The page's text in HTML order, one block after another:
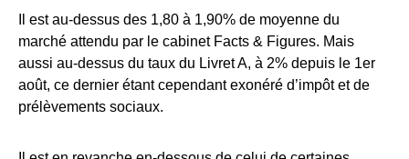
Il est au-dessus des 1,80 à 1,90% de moyenne du
marché attendu par le cabinet Facts & Figures. Mais
aussi au-dessus du taux du Livret A, à 2% depuis le 1er
août, ce dernier étant cependant exonéré d’impôt et de
prélèvements sociaux.